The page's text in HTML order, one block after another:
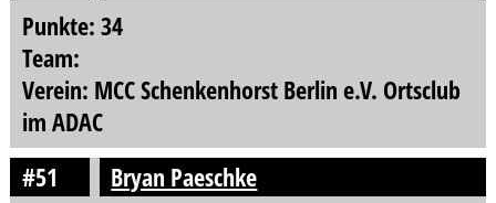
Punkte: 34
Team:
Verein: MCC Schenkenhorst Berlin e.V. Ortsclub
im ADAC
#51
Bryan Paeschke